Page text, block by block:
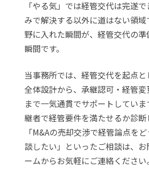
「やる気」では経管交代は完遂
みで解決する以外に道はない領
野に入れた瞬間が、経管交代の
瞬間です。
当事務所では、経管交代を起点
全体設計から、承継認可・経管
まで一気通貫でサポートしてい
継者で経管要件を満たせるか診断
「M&Aの売却交渉で経管論点を
談したい」といったご相談は、 お
ームからお気軽にご連絡ください。